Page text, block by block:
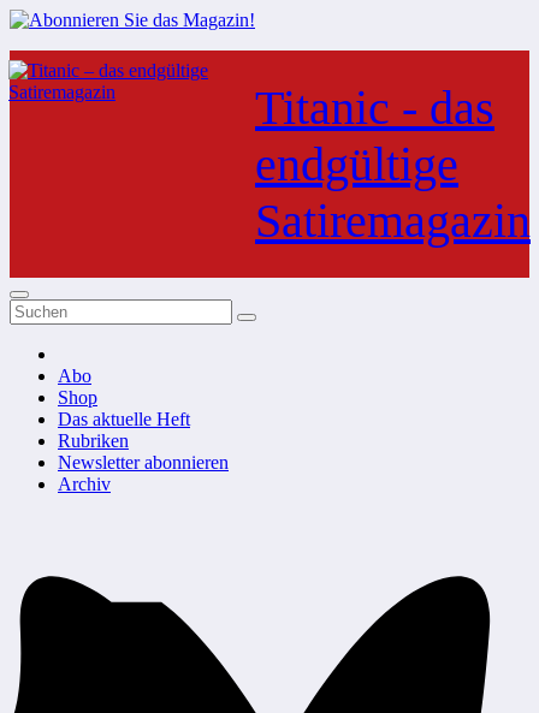
Zum
Inhalt
springen
Titanic - das
endgültige
Satiremagazin
Abo
Shop
Das aktuelle Heft
Rubriken
Newsletter abonnieren
Archiv